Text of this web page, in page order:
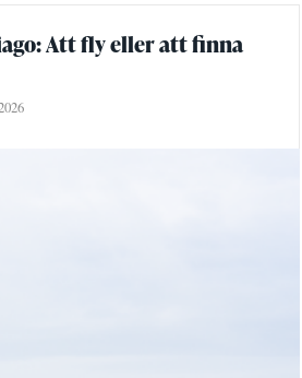
Att fly eller att finna